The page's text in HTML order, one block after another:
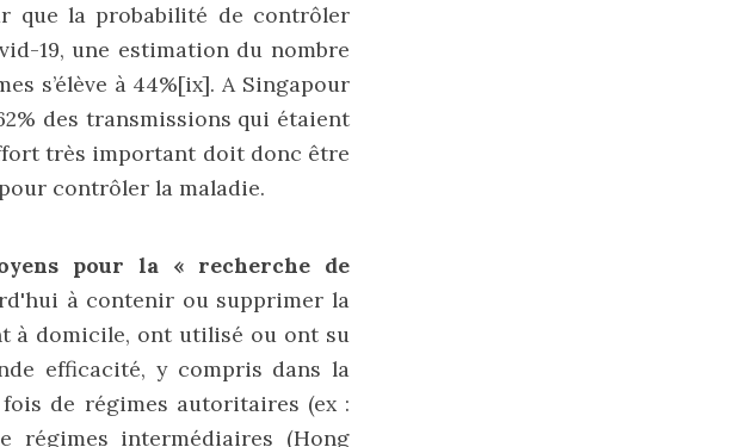
que la probabilité de contrôler
19, une estimation du nombre
s’élève à 44%[ix]. A Singapour
des transmissions qui étaient
très important doit donc être
contrôler la maladie.
pour la « recherche de
à contenir ou supprimer la
à domicile, ont utilisé ou ont su
efficacité, y compris dans la
de régimes autoritaires (ex :
régimes intermédiaires (Hong